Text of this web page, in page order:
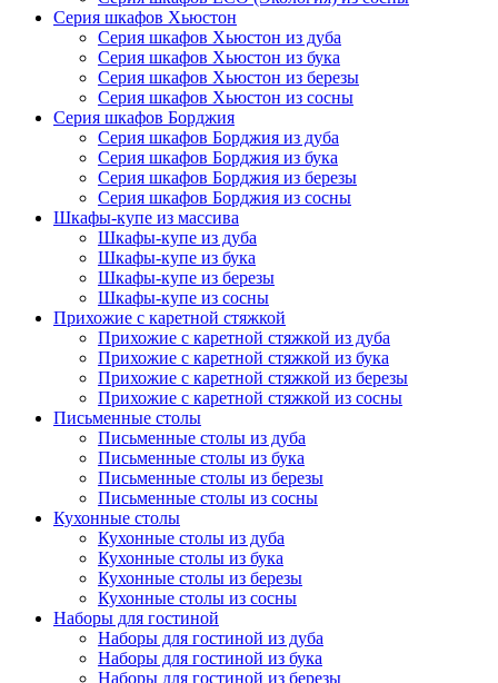
Серия шкафов Хьюстон
Серия шкафов Хьюстон из дуба
Серия шкафов Хьюстон из бука
Серия шкафов Хьюстон из березы
Серия шкафов Хьюстон из сосны
Серия шкафов Борджия
Серия шкафов Борджия из дуба
Серия шкафов Борджия из бука
Серия шкафов Борджия из березы
Серия шкафов Борджия из сосны
Шкафы-купе из массива
Шкафы-купе из дуба
Шкафы-купе из бука
Шкафы-купе из березы
Шкафы-купе из сосны
Прихожие с каретной стяжкой
Прихожие с каретной стяжкой из дуба
Прихожие с каретной стяжкой из бука
Прихожие с каретной стяжкой из березы
Прихожие с каретной стяжкой из сосны
Письменные столы
Письменные столы из дуба
Письменные столы из бука
Письменные столы из березы
Письменные столы из сосны
Кухонные столы
Кухонные столы из дуба
Кухонные столы из бука
Кухонные столы из березы
Кухонные столы из сосны
Наборы для гостиной
Наборы для гостиной из дуба
Наборы для гостиной из бука
Наборы для гостиной из березы